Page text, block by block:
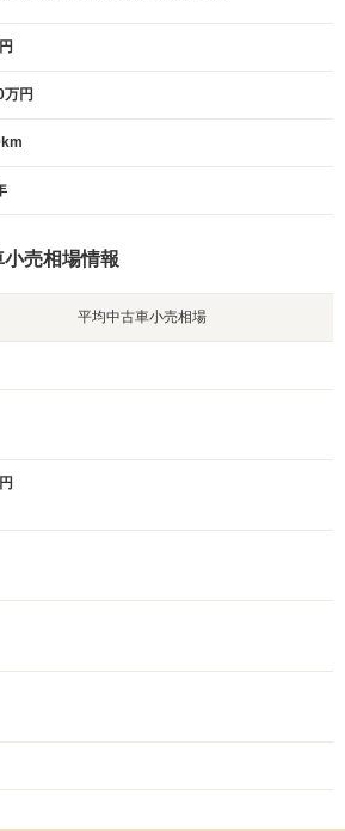
万円
売相場情報
平均中古車小売相場